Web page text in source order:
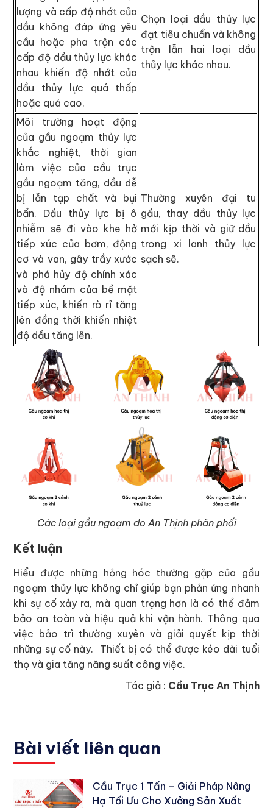
lượng và cấp độ nhớt của
dầu không đáp ứng yêu
cầu hoặc pha trộn các
cấp độ dầu thủy lực khác
nhau khiến độ nhớt của
dầu thủy lực quá thấp
hoặc quá cao.
Chọn loại dầu thủy lực
đạt tiêu chuẩn và không
trộn lẫn hai loại dầu
thủy lực khác nhau.
Môi trường hoạt động
của gầu ngoạm thủy lực
khắc nghiệt, thời gian
làm việc của cầu trục
gầu ngoạm tăng, dầu dễ
bị lẫn tạp chất và bụi
bẩn. Dầu thủy lực bị ô
nhiễm sẽ đi vào khe hở
tiếp xúc của bơm, động
cơ và van, gây trầy xước
và phá hủy độ chính xác
và độ nhám của bề mặt
tiếp xúc, khiến rò rỉ tăng
lên đồng thời khiến nhiệt
độ dầu tăng lên.
Thường xuyên đại tu
gầu, thay dầu thủy lực
mới kịp thời và giữ dầu
trong xi lanh thủy lực
sạch sẽ.
Các loại gầu ngoạm do An Thịnh phân phối
Kết luận
Hiểu được những hỏng hóc thường gặp của gầu
ngoạm thủy lực không chỉ giúp bạn phản ứng nhanh
khi sự cố xảy ra, mà quan trọng hơn là có thể đảm
bảo an toàn và hiệu quả khi vận hành. Thông qua
việc bảo trì thường xuyên và giải quyết kịp thời
những sự cố này. Thiết bị có thể được kéo dài tuổi
thọ và gia tăng năng suất công việc.
Tác giả : Cầu Trục An Thịnh
Bài viết liên quan
Cầu Trục 1 Tấn – Giải Pháp Nâng
Hạ Tối Ưu Cho Xưởng Sản Xuất